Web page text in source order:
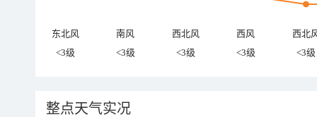
东北风 南风 西北风 西风
西北
<3级
<3级 <3级 <3级 <3级
整点天气实况